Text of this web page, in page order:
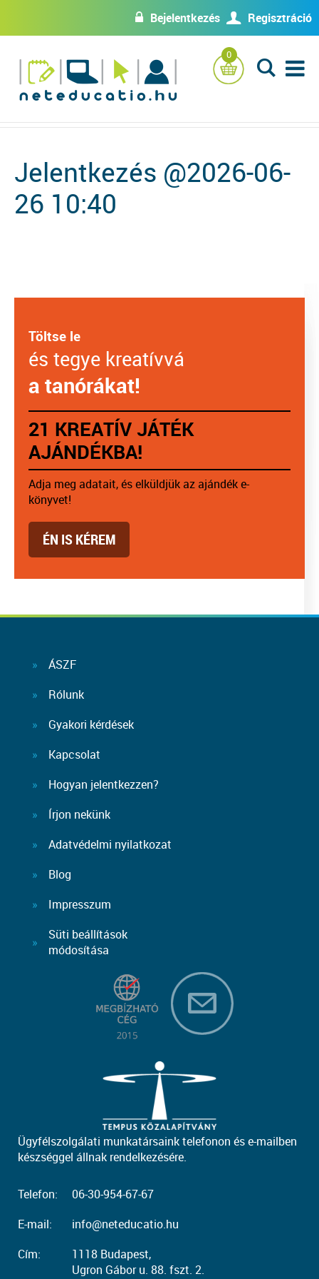
w Bejelentkezés U Regisztráció
0
L
Jelentkezés @2026-06-
26 10:40
Töltse le
és tegye kreatívvá
a tanórákat!
21 KREATÍV JÁTÉK
AJÁNDÉKBA!
Adja meg adatait, és elküldjük az ajándék e-
könyvet!
ÉN IS KÉREM
ÁSZF
Rólunk
Gyakori kérdések
Kapcsolat
Hogyan jelentkezzen?
Írjon nekünk
Adatvédelmi nyilatkozat
Blog
Impresszum
Süti beállítások
módosítása
Ügyfélszolgálati munkatársaink telefonon és e-mailben
készséggel állnak rendelkezésére.
Telefon:
06-30-954-67-67
E-mail:
info@neteducatio.hu
Cím:
1118 Budapest,
Ugron Gábor u. 88. fszt. 2.